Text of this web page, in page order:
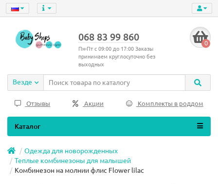
068 83 99 860
Пн-Пт с 09:00 до 17:00 Заказы
принимаем круглосуточно без
выходных
0
Везде
Отзывы Акции Комплекты в роддом
Каталог
Одежда для новорожденных
Теплые комбинезоны для малышей
Комбинезон на молнии флис Flower lilac